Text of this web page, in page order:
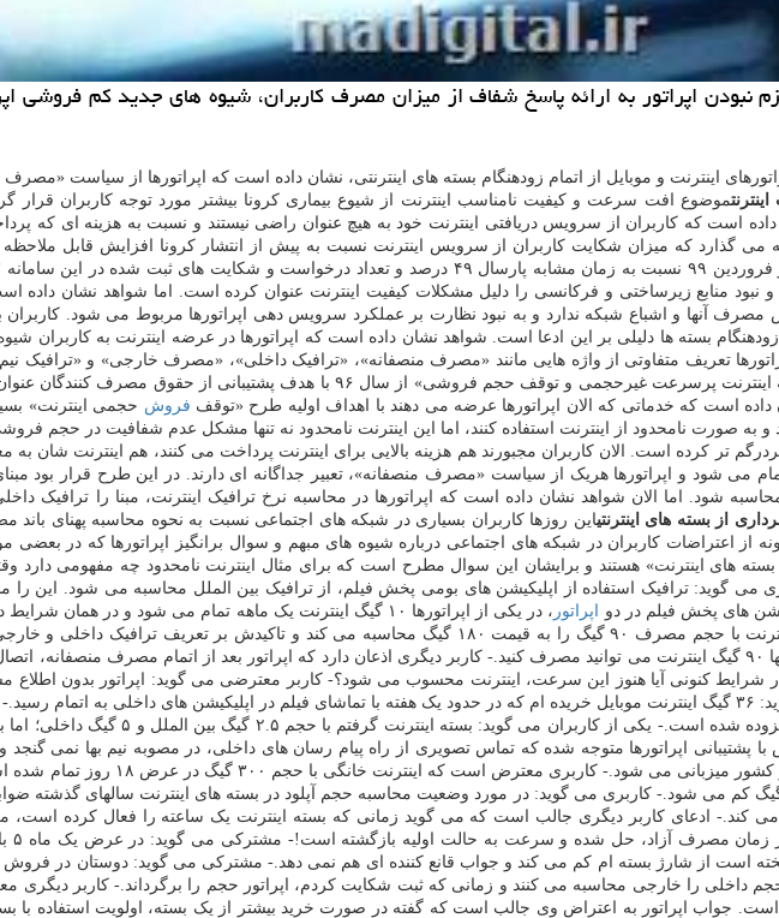
نبودن اپراتور به ارائه پاسخ شفاف از میزان مصرف كاربران، شیوه های جدید كم فروشی
اینترنت و موبایل از اتمام زودهنگام بسته های اینترنتی، نشان داده است که اپراتورها از سیاست
موضوع افت سرعت و کیفیت نامناسب اینترنت از شیوع بیماری کرونا بیشتر مورد توجه کاربران قرار
است که کاربران از سرویس دریافتی اینترنت خود به هیچ عنوان راضی نیستند و نسبت به هزینه ای که
گذارد که میزان شکایت کاربران از سرویس اینترنت نسبت به پیش از انتشار کرونا افزایش قابل
و نبود منابع زیرساختی و فرکانسی را دلیل مشکلات کیفیت اینترنت عنوان کرده است. اما شواهد نشان
مصرف آنها و اشباع شبکه ندارد و به نبود نظارت بر عملکرد سرویس دهی اپراتورها مربوط می شود.
بسته ها دلیلی بر این ادعا است. شواهد نشان داده است که اپراتورها در عرضه اینترنت به کاربران
تعریف متفاوتی از واژه هایی مانند «مصرف منصفانه»، «ترافیک داخلی»، «مصرف خارجی» و «ترافیک نیم
مصوبه «ارائه اینترنت پرسرعت غیرحجمی و توقف حجم فروشی» از سال ۹۶ با هدف
است که خدماتی که الان اپراتورها عرضه می دهند با اهداف اولیه طرح «توقف فروش
به صورت نامحدود از اینترنت استفاده کنند، اما این اینترنت نامحدود نه تنها مشکل عدم شفافیت در حجم
تر کرده است. الان کاربران مجبورند هم هزینه بالایی برای اینترنت پرداخت می کنند، هم اینترنت شان
شود و اپراتورها هریک از سیاست «مصرف منصفانه»، تعبیر جداگانه ای دارند. در این طرح قرار بود
شود. اما الان شواهد نشان داده است که اپراتورها در محاسبه نرخ ترافیک اینترنت، مبنا را ترافیک
از بسته های اینترنتیاین روزها کاربران بسیاری در شبکه های اجتماعی نسبت به نحوه محاسبه پهنای باند
از اعتراضات کاربران در شبکه های اجتماعی درباره شیوه های مبهم و سوال برانگیز اپراتورها که در بعضی
ترافیک استفاده از اپلیکیشن های بومی پخش فیلم، از ترافیک بین الملل محاسبه می شود. این را
های پخش فیلم در دو اپراتور
می شود.- یک کاربر این سوال را دارد که چرا اپراتور نرخ بسته اینترنت با حجم مصرف ۹۰ گیگ را به قیمت ۱۸۰ گیگ محاسبه می
صورت شفاف به کاربر بگوید که با این مبلغ که پرداخت می کنید، تنها ۹۰ گیگ اینترنت می توانید مصرف کنید.- کاربر دیگری اذعان دارد که اپراتور بعد از
سوال اینجاست که در شرایط کنونی آیا هنوز این سرعت، اینترنت محسوب می شود؟- کاربر معترضی می گوید: اپراتور
شده را کاهش داده و وی دستش به جایی بند نیست.- کاربری می گوید: ۳۶ گیگ اینترنت موبایل خریده ام که در حدود یک هفته با تماشای فیلم در اپلیکیشن های
خاصی نکرده اما سرعت تمام شدن اینترنت وی حداقل ۵۰
با پشتیبانی اپراتورها متوجه شده که تماس تصویری از راه پیام رسان های داخلی، در مصوبه نیم بها نمی
خریداری شده اش، بدون هیچگونه استفاده ای هر روز حدود ۱ گیگ کم می شود.- کاربری می گوید: در مورد وضعیت محاسبه حجم آپلود در بسته های اینترنت
کند.- ادعای کاربر دیگری جالب است که می گوید زمانی که بسته اینترنت یک ساعته را فعال کرده
زمانی
است از شارژ بسته ام کم می کند و جواب قانع کننده ای هم نمی دهد.- مشترکی می گوید: دوستان در فروش
جواب اپراتور به اعتراض وی جالب است که گفته در صورت خرید بیشتر از یک بسته، اولویت استفاده با